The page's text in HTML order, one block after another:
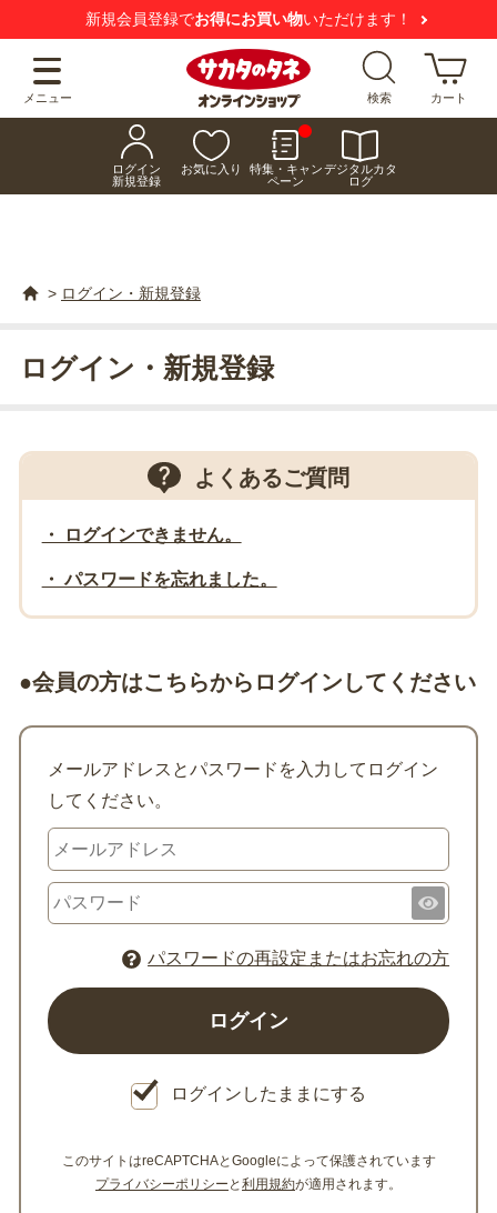
新規会員登録でお得にお買い物いただけます！
メニュー 検索 カート
ログイン
新規登録
お気に入り
特集・キャン
ペーン
デジタルカタ
ログ
> ログイン・新規登録
ログイン・新規登録
よくあるご質問
・ ログインできません。
・ パスワードを忘れました。
●会員の方はこちらからログインしてください
メールアドレスとパスワードを入力してログイン
してください。
パスワードの再設定またはお忘れの方
ログインしたままにする
このサイトはreCAPTCHAとGoogleによって保護されています
プライバシーポリシー と 利用規約が適用されます。